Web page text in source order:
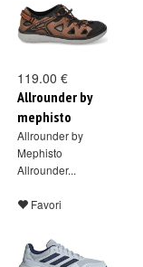
119.00 €
Allrounder by
mephisto
Allrounder by
Mephisto
Allrounder...
Favori